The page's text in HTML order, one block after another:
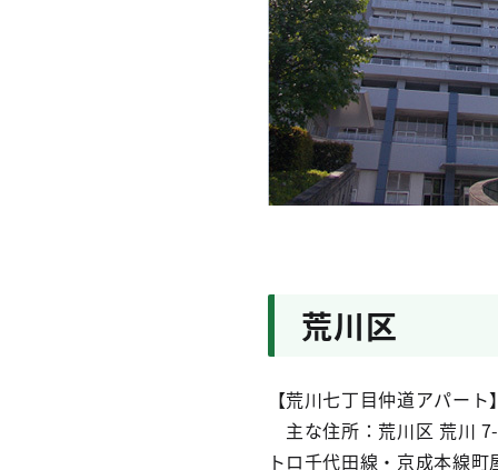
荒川区
【荒川七丁目仲道アパート
主な住所：荒川区 荒川
トロ千代田線・京成本線町